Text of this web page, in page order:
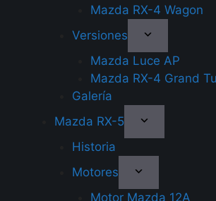
Mazda RX-4 Wagon
Versiones
Mazda Luce AP
Mazda RX-4 Grand
Galería
Mazda RX-5
Historia
Motores
Motor Mazda 12A